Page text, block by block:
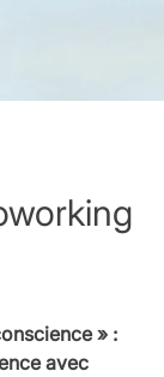
» :
avec